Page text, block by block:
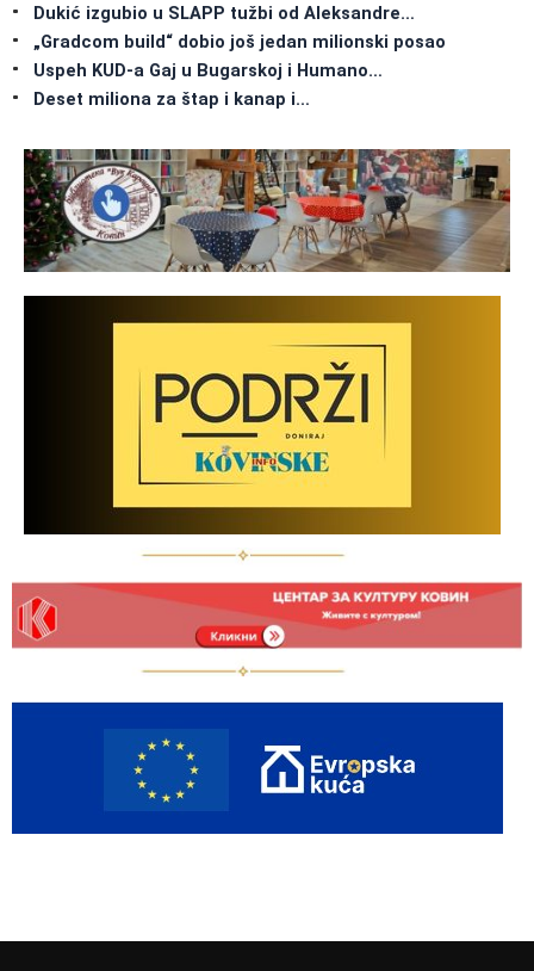
Dukić izgubio u SLAPP tužbi od Aleksandre…
„Gradcom build“ dobio još jedan milionski posao
Uspeh KUD-a Gaj u Bugarskoj i Humano…
Deset miliona za štap i kanap i…